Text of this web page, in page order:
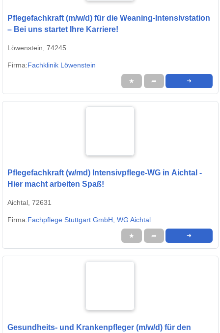
Pflegefachkraft (m/w/d) für die Weaning-Intensivstation
– Bei uns startet Ihre Karriere!
Löwenstein, 74245
Firma:Fachklinik Löwenstein
★ ➦ ➜
Pflegefachkraft (w/md) Intensivpflege-WG in Aichtal -
Hier macht arbeiten Spaß!
Aichtal, 72631
Firma:Fachpflege Stuttgart GmbH, WG Aichtal
★ ➦ ➜
Gesundheits- und Krankenpfleger (m/w/d) für den